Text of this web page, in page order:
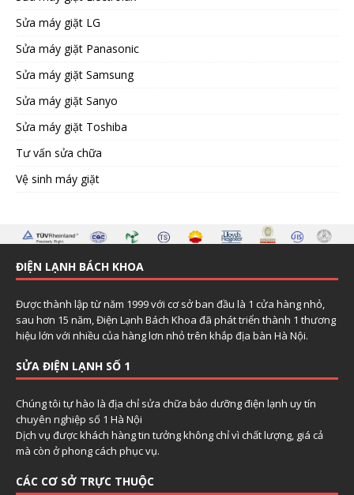
Sửa máy giặt LG
Sửa máy giặt Panasonic
Sửa máy giặt Samsung
Sửa máy giặt Sanyo
Sửa máy giặt Toshiba
Tư vấn sửa chữa
Vệ sinh máy giặt
ĐIỆN LẠNH BÁCH KHOA
Được thành lập từ năm 1999 với cơ sở ban đầu là 1 cửa hàng nhỏ,
sau hơn 15 năm, Điện Lạnh Bách Khoa đã phát triển thành 1 thương
hiệu lớn với nhiều của hàng lơn nhỏ trên khắp địa bàn Hà Nội.
SỬA ĐIỆN LẠNH SỐ 1
Chúng tôi tự hào là địa chỉ sửa chữa bảo dưỡng điện lạnh uy tín
chuyên nghiệp số 1 Hà Nội
Dịch vụ được khách hàng tin tưởng không chỉ vì chất lượng, giá cả
mà còn ở phong cách phục vụ.
CÁC CƠ SỞ TRỰC THUỘC